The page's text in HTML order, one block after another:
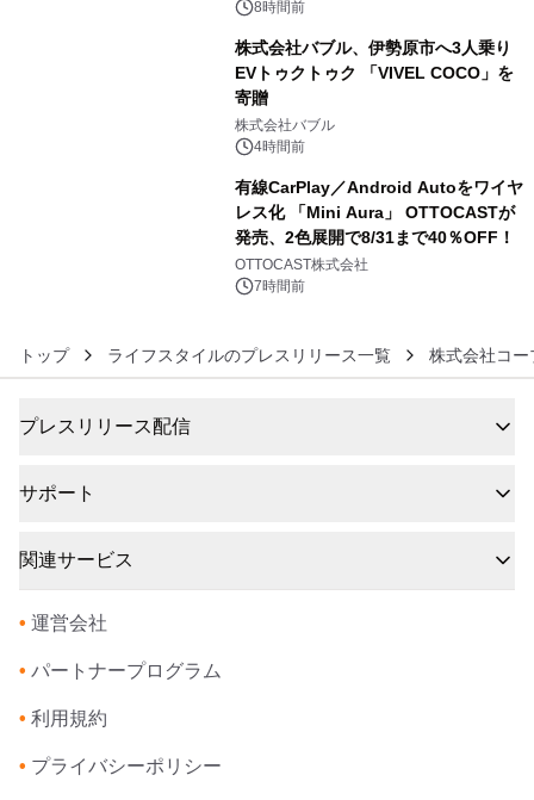
アートギャラリー
8時間前
株式会社バブル、伊勢原市へ3人乗り
EVトゥクトゥク 「VIVEL COCO」を
寄贈
株式会社バブル
4時間前
有線CarPlay／Android Autoをワイヤ
レス化 「Mini Aura」 OTTOCASTが
発売、2色展開で8/31まで40％OFF！
OTTOCAST株式会社
7時間前
トップ ライフスタイルのプレスリリース一覧 株式会社コー
プレスリリース配信
サポート
関連サービス
• 運営会社
• パートナープログラム
• 利用規約
• プライバシーポリシー